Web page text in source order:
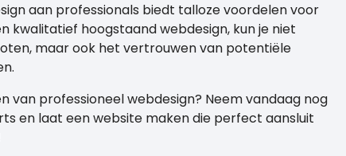
aan professionals biedt talloze voordelen voor
kwalitatief hoogstaand webdesign, kun je niet
maar ook het vertrouwen van potentiële
van professioneel webdesign? Neem vandaag nog
en laat een website maken die perfect aansluit